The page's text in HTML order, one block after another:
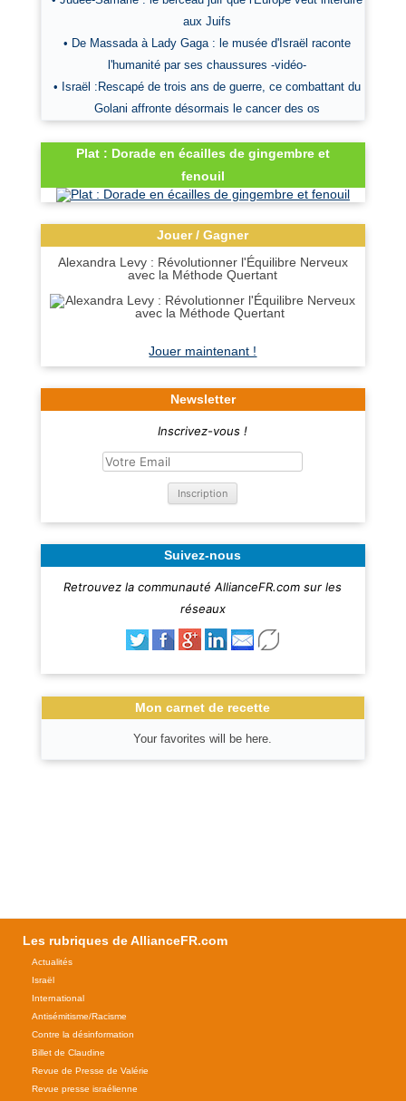
aux Juifs
• De Massada à Lady Gaga : le musée d'Israël raconte
l'humanité par ses chaussures -vidéo-
• Israël :Rescapé de trois ans de guerre, ce combattant du
Golani affronte désormais le cancer des os
Plat : Dorade en écailles de gingembre et
fenouil
Jouer / Gagner
Alexandra Levy : Révolutionner l'Équilibre Nerveux
avec la Méthode Quertant
Jouer maintenant !
Newsletter
Inscrivez-vous !
Suivez-nous
Retrouvez la communauté AllianceFR.com sur les
réseaux
Mon carnet de recette
Your favorites will be here.
Les rubriques de AllianceFR.com
Actualités
Israël
International
Antisémitisme/Racisme
Contre la désinformation
Billet de Claudine
Revue de Presse de Valérie
Revue presse israélienne